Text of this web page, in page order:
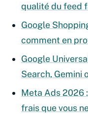
qualité du feed
Google
comment en
Google
Search, Gemini
Meta Ads 2026
frais que vous